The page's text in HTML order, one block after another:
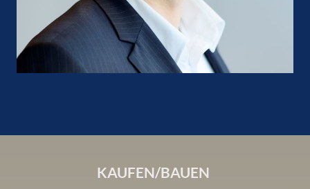
KAUFEN/BAUEN